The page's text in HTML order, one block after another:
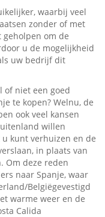
waarbij veel
zonder of met
om de
u de mogelijkheid
uw bedrijf dit
of niet een goed
te kopen? Welnu, de
ook veel kansen
willen
kunt verhuizen en de
in plaats van
Om deze reden
naar Spanje, waar
Belgiëgevestigd
warme weer en de
Calida